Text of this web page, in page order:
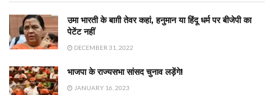
उमा भारती के बाग़ी तेवर कहां, हनुमान या हिंदू धर्म पर बीजेपी का
पेटेंट नहीं
DECEMBER 31, 2022
भाजपा के राज्यसभा सांसद चुनाव लड़ेंगे!
JANUARY 16, 2023